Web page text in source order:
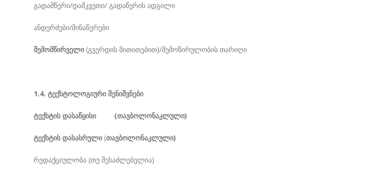
გადამწერი/დამკვეთი/ გადაწერის ადგილი
ანდერძები/მინაწერები
შემომწირველი (გვერდის მითითებით)/შემოწირულობის თარიღი
1.4. ტექსტოლოგიური შენიშვნები
ტექსტის დასაწყისი (თავბოლონაკლული)
ტექსტის დასასრული (თავბოლონაკლული)
რედაქციულობა (თუ შესაძლებელია)